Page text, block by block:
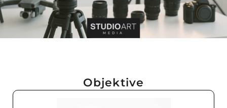
Objektive